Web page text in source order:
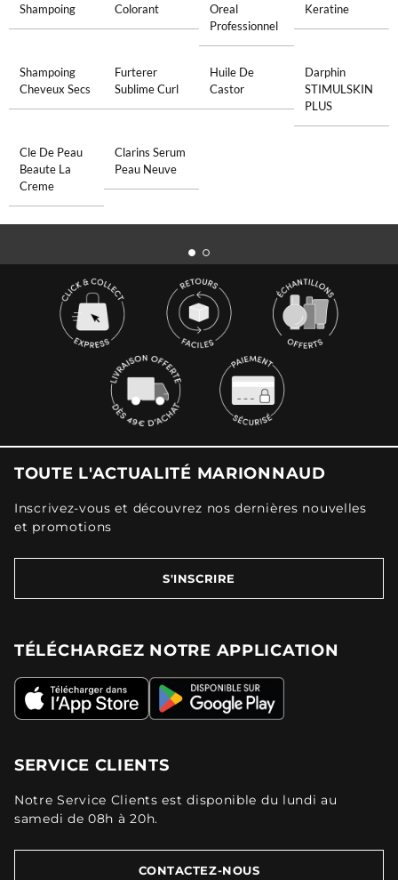
Shampoing
Colorant
Oreal
Professionnel
Keratine
Shampoing
Cheveux Secs
Furterer
Sublime Curl
Huile De
Castor
Darphin
STIMULSKIN
PLUS
Cle De Peau
Beaute La
Creme
Clarins Serum
Peau Neuve
TOUTE L'ACTUALITÉ MARIONNAUD
Inscrivez-vous et découvrez nos dernières nouvelles
et promotions
S'INSCRIRE
TÉLÉCHARGEZ NOTRE APPLICATION
SERVICE CLIENTS
Notre Service Clients est disponible du lundi au
samedi de 08h à 20h.
CONTACTEZ-NOUS